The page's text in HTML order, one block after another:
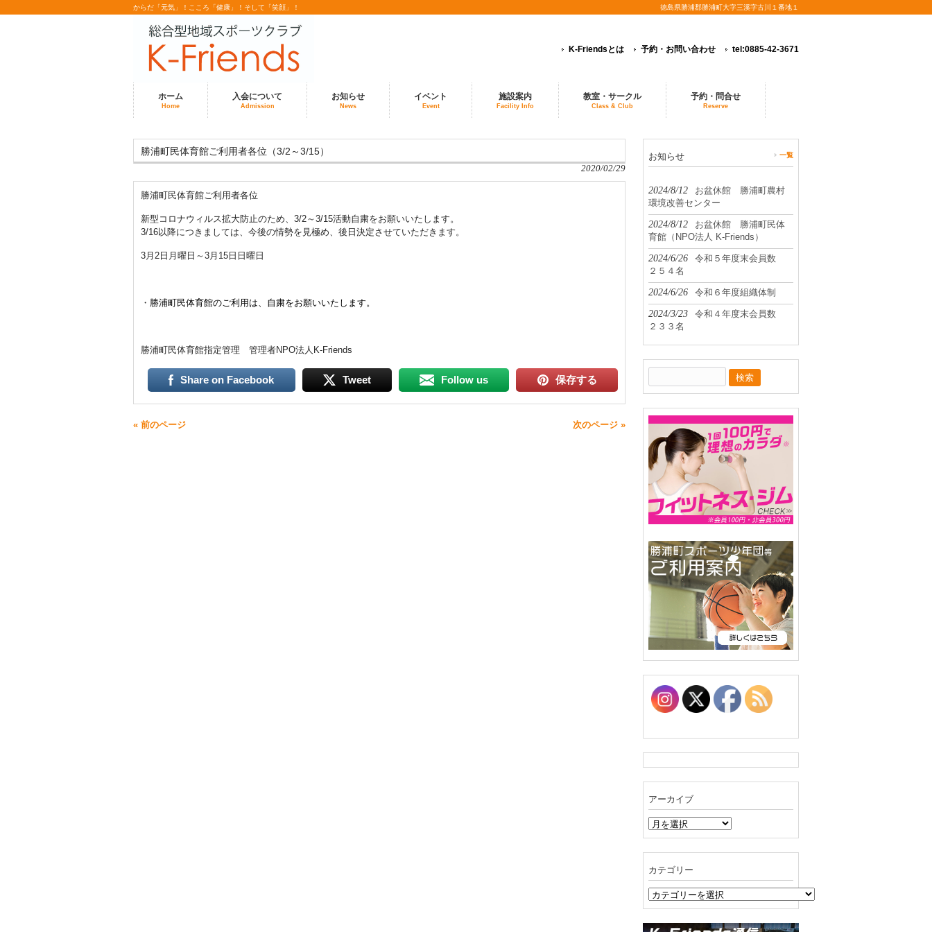
からだ「元気」！こころ「健康」！そして「笑顔」！ 徳島県勝浦郡勝浦町大字三溪字古川１番地１
K-Friendsとは 予約・お問い合わせ tel:0885-42-3671
ホーム
Home
入会について
Admission
お知らせ
News
イベント
Event
施設案内
Facility Info
教室・サークル
Class & Club
予約・問合せ
Reserve
勝浦町民体育館ご利用者各位（3/2～3/15）
2020/02/29
勝浦町民体育館ご利用者各位
新型コロナウィルス拡大防止のため、3/2～3/15活動自粛をお願いいたします。
3/16以降につきましては、今後の情勢を見極め、後日決定させていただきます。
3月2日月曜日～3月15日日曜日
・ 勝浦町民体育館のご利用は、自粛をお願いいたします。
勝浦町民体育館指定管理 管理者NPO法人K-Friends
Share on Facebook Tweet Follow us 保存する
« 前のページ 次のページ »
お知らせ 一覧
2024/8/12
お盆休館 勝浦町農村
環境改善センター
2024/8/12
お盆休館 勝浦町民体
育館（NPO法人 K-Friends）
2024/6/26
令和５年度末会員数
２５４名
2024/6/26 令和６年度組織体制
2024/3/23
令和４年度末会員数
２３３名
索:
アーカイブ
ア
ー
ブ
カテゴリー
カ
テ